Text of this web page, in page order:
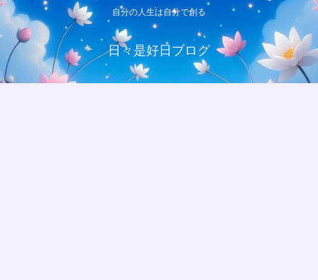
自分の人生は自分で創る
日々是好日ブログ